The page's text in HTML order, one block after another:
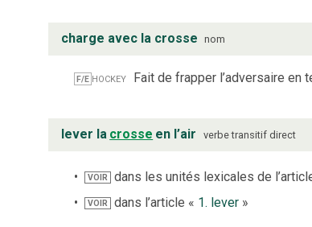
charge avec la crosse nom
F/E hockey Fait de frapper l’adversaire en
lever la crosse en l’air verbe transitif direct
VOIR dans les unités lexicales de
VOIR dans l’article « 1. lever »